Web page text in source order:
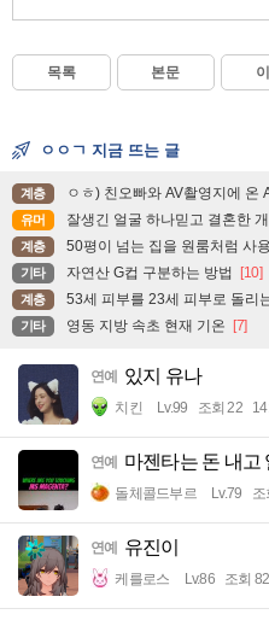
목록 본문
ㅇㅇㄱ 지금 뜨는 글
계층 ㅇㅎ) 친오빠와 AV촬영지에 온
유머 잘생긴 얼굴 하나믿고 결혼한
계층 50평이 넘는 집을 원룸처럼 사
기타 자연산 G컵 구분하는 방법 [10]
계층 53세 피부를 23세 피부로 돌리
기타 영동 지방 속초 현재 기온 [7]
연예 있지 유나
치킨 Lv.99 조회 22
연예 마젠타는 돈 내고
돌체콜드부르 Lv.79 조
연예 유진이
케를로스 Lv.86 조회 82